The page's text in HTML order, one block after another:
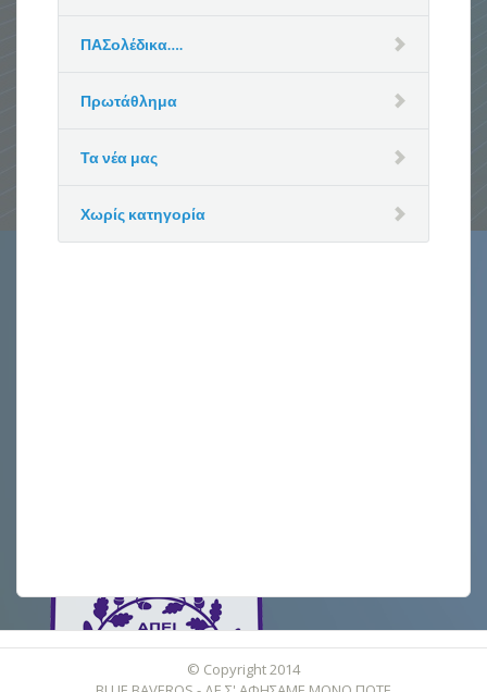
ΠΑΣολέδικα….
Πρωτάθλημα
Τα νέα μας
Χωρίς κατηγορία
© Copyright 2014